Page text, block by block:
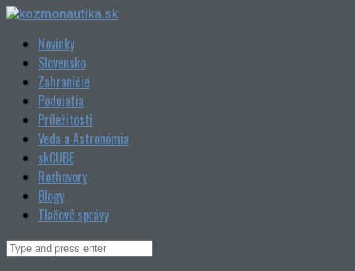
Skip
contentNovinky
Slovensko
Zahraničie
Podujatia
Príležitosti
Veda a Astronómia
skCUBE
Rozhovory
Blogy
Tlačové správy
Search